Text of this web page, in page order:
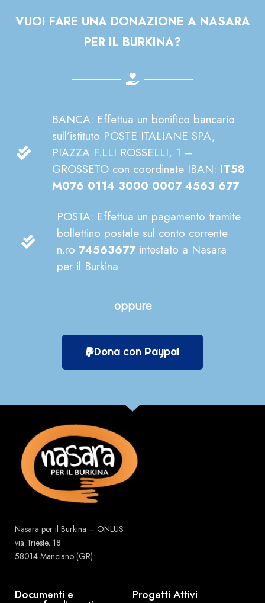
VUOI FARE UNA DONAZIONE A NASARA
PER IL BURKINA?
BANCA: Effettua un bonifico bancario
sull’istituto POSTE ITALIANE SPA,
PIAZZA F.LLI ROSSELLI, 1 –
GROSSETO con coordinate IBAN: IT58
M076 0114 3000 0007 4563 677
POSTA: Effettua un pagamento tramite
bollettino postale sul conto corrente
n.ro 74563677 intestato a Nasara
per il Burkina
oppure
Dona con Paypal
Nasara per il Burkina – ONLUS
via Trieste, 18
58014 Manciano (GR)
Documenti e Progetti Attivi